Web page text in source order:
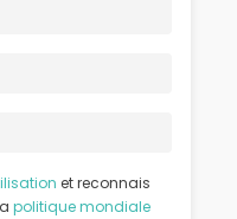
et reconnais
politique mondiale